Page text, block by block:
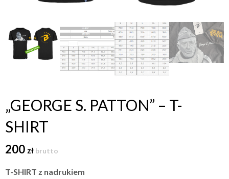
„GEORGE S. PATTON” – T-
SHIRT
200 zł brutto
T-SHIRT z nadrukiem